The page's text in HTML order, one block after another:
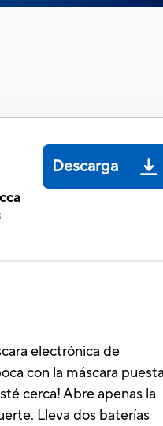
Descarga
electrónica de
con la máscara
cerca! Abre apenas la
Lleva dos baterías